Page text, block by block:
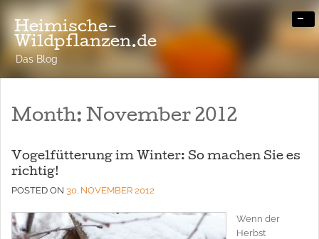
Heimische-
Wildpflanzen.de
Das Blog
-
Month: November 2012
Vogelfütterung im Winter: So machen Sie es
richtig!
POSTED ON 30. NOVEMBER 2012
Wenn der
Herbst